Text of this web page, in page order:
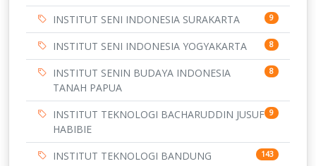
INSTITUT SENI INDONESIA SURAKARTA 9
INSTITUT SENI INDONESIA YOGYAKARTA 8
INSTITUT SENIN BUDAYA INDONESIA
TANAH PAPUA
8
INSTITUT TEKNOLOGI BACHARUDDIN JUSUF
HABIBIE
9
INSTITUT TEKNOLOGI BANDUNG 143